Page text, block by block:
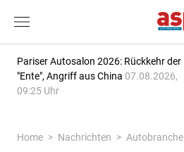
Pariser Autosalon 2026: Rückkehr der
"Ente", Angriff aus China 07.08.2026,
09:25 Uhr
Home Nachrichten
Autobranche